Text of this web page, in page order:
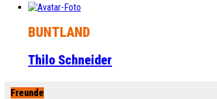
BUNTLAND
Thilo Schneider
Freunde